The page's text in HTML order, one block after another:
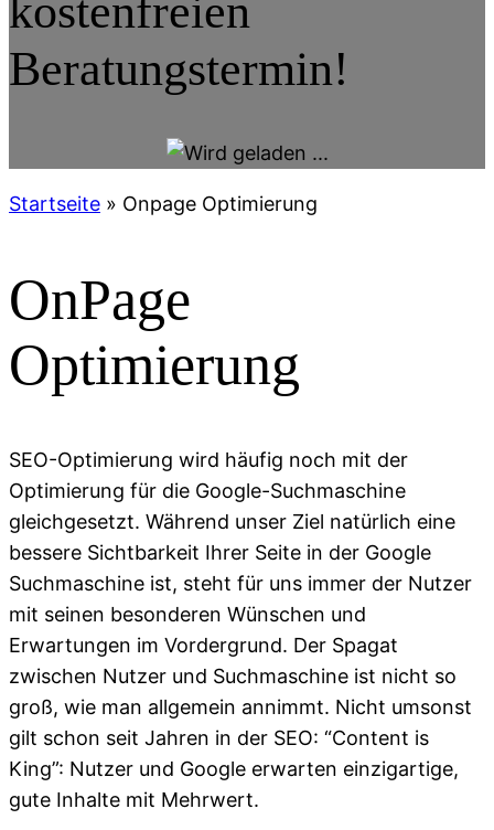
kostenfreien
Beratungstermin!
Startseite » Onpage Optimierung
OnPage
Optimierung
SEO-Optimierung wird häufig noch mit der
Optimierung für die Google-Suchmaschine
gleichgesetzt. Während unser Ziel natürlich eine
bessere Sichtbarkeit Ihrer Seite in der Google
Suchmaschine ist, steht für uns immer der Nutzer
mit seinen besonderen Wünschen und
Erwartungen im Vordergrund. Der Spagat
zwischen Nutzer und Suchmaschine ist nicht so
groß, wie man allgemein annimmt. Nicht umsonst
gilt schon seit Jahren in der SEO: “Content is
King”: Nutzer und Google erwarten einzigartige,
gute Inhalte mit Mehrwert.